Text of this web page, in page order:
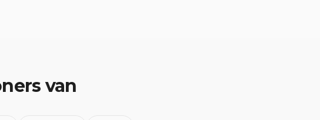
van